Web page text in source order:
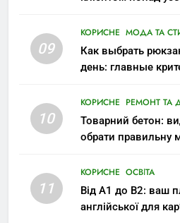
09
КОРИСНЕ МОДА ТА
Как выбрать
день: главные
10
КОРИСНЕ РЕМОНТ ТА
Товарний бетон:
обрати правильну
11
КОРИСНЕ ОСВІТА
Від A1 до B2: ваш
англійської для